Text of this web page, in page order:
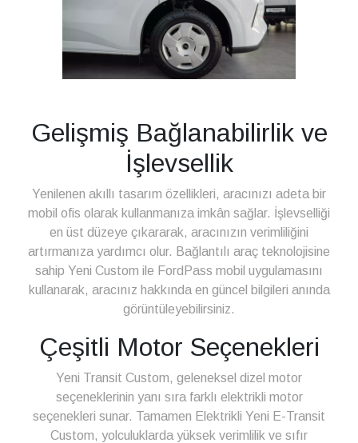
Gelişmiş Bağlanabilirlik ve
İşlevsellik
Yenilenen akıllı tasarım özellikleri, aracınızı adeta bir
mobil ofis olarak kullanmanıza imkân sağlar. İşlevselliği
en üst düzeye çıkararak, aracınızın verimliliğini
artırmanıza yardımcı olur. Bağlantılı araç teknolojisine
sahip Yeni Custom ile FordPass mobil uygulamasını
kullanarak, aracınız hakkında en güncel bilgileri anında
görüntüleyebilirsiniz.
Çeşitli Motor Seçenekleri
Yeni Transit Custom, geleneksel dizel motor
seçeneklerinin yanı sıra farklı elektrikli motor
seçenekleri sunar. Tamamen Elektrikli Yeni E-Transit
Custom, yolculuklarda yüksek verimlilik ve sıfır